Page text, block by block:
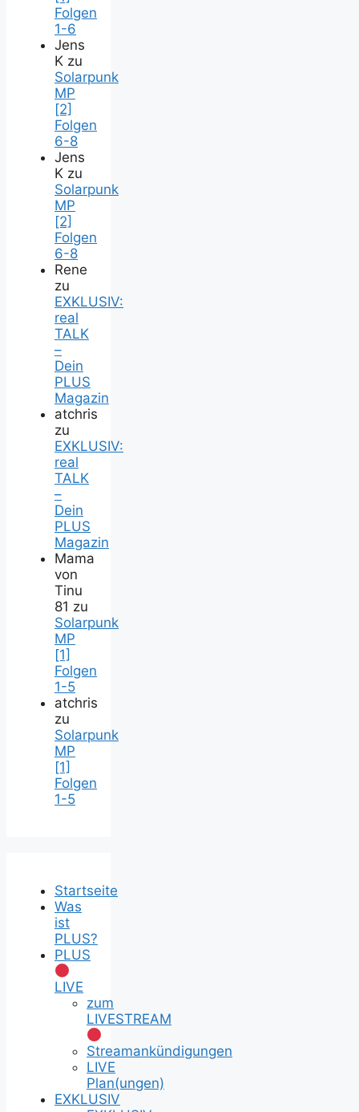
Folgen
1-6
Jens
K zu
Solarpunk
MP
[2]
Folgen
6-8
Jens
K zu
Solarpunk
MP
[2]
Folgen
6-8
Rene
zu
EXKLUSIV:
real
TALK
–
Dein
PLUS
Magazin
atchris
zu
EXKLUSIV:
real
TALK
–
Dein
PLUS
Magazin
Mama
von
Tinu
81 zu
Solarpunk
MP
[1]
Folgen
1-5
atchris
zu
Solarpunk
MP
[1]
Folgen
1-5
Startseite
Was
ist
PLUS?
PLUS
LIVE
zum
LIVESTREAM
Streamankündigungen
LIVE
Plan(ungen)
EXKLUSIV